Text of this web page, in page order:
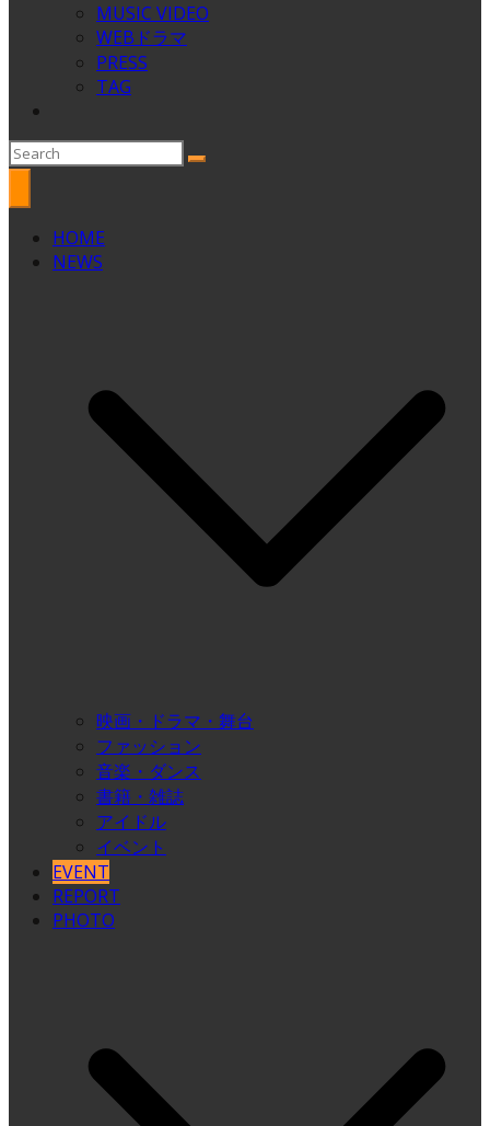
MUSIC VIDEO
WEBドラマ
PRESS
TAG
HOME
NEWS
映画・ドラマ・舞台
ファッション
音楽・ダンス
書籍・雑誌
アイドル
イベント
EVENT
REPORT
PHOTO